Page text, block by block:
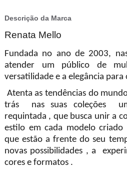
Descrição da Marca
Renata Mello
Fundada no ano de 2003,
atender um público de
versatilidade e a elegância para
Atenta as tendências do
trás nas suas coleções
requintada , que busca unir a
estilo em cada modelo criado
que estão a frente do seu
novas possibilidades , a
cores e formatos .